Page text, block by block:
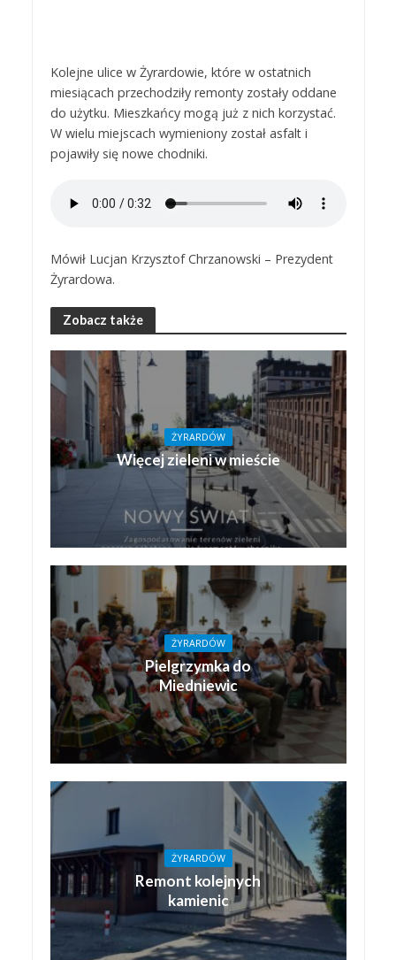
Kolejne ulice w Żyrardowie, które w ostatnich
miesiącach przechodziły remonty zostały oddane
do użytku. Mieszkańcy mogą już z nich korzystać.
W wielu miejscach wymieniony został asfalt i
pojawiły się nowe chodniki.
Mówił Lucjan Krzysztof Chrzanowski – Prezydent
Żyrardowa.
Zobacz także
ŻYRARDÓW
Więcej zieleni w mieście
ŻYRARDÓW
Pielgrzymka do
Miedniewic
ŻYRARDÓW
Remont kolejnych
kamienic